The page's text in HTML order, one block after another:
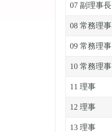
07 副理事長
08 常務理事
09 常務理事
10 常務理事
11 理事
12 理事
13 理事